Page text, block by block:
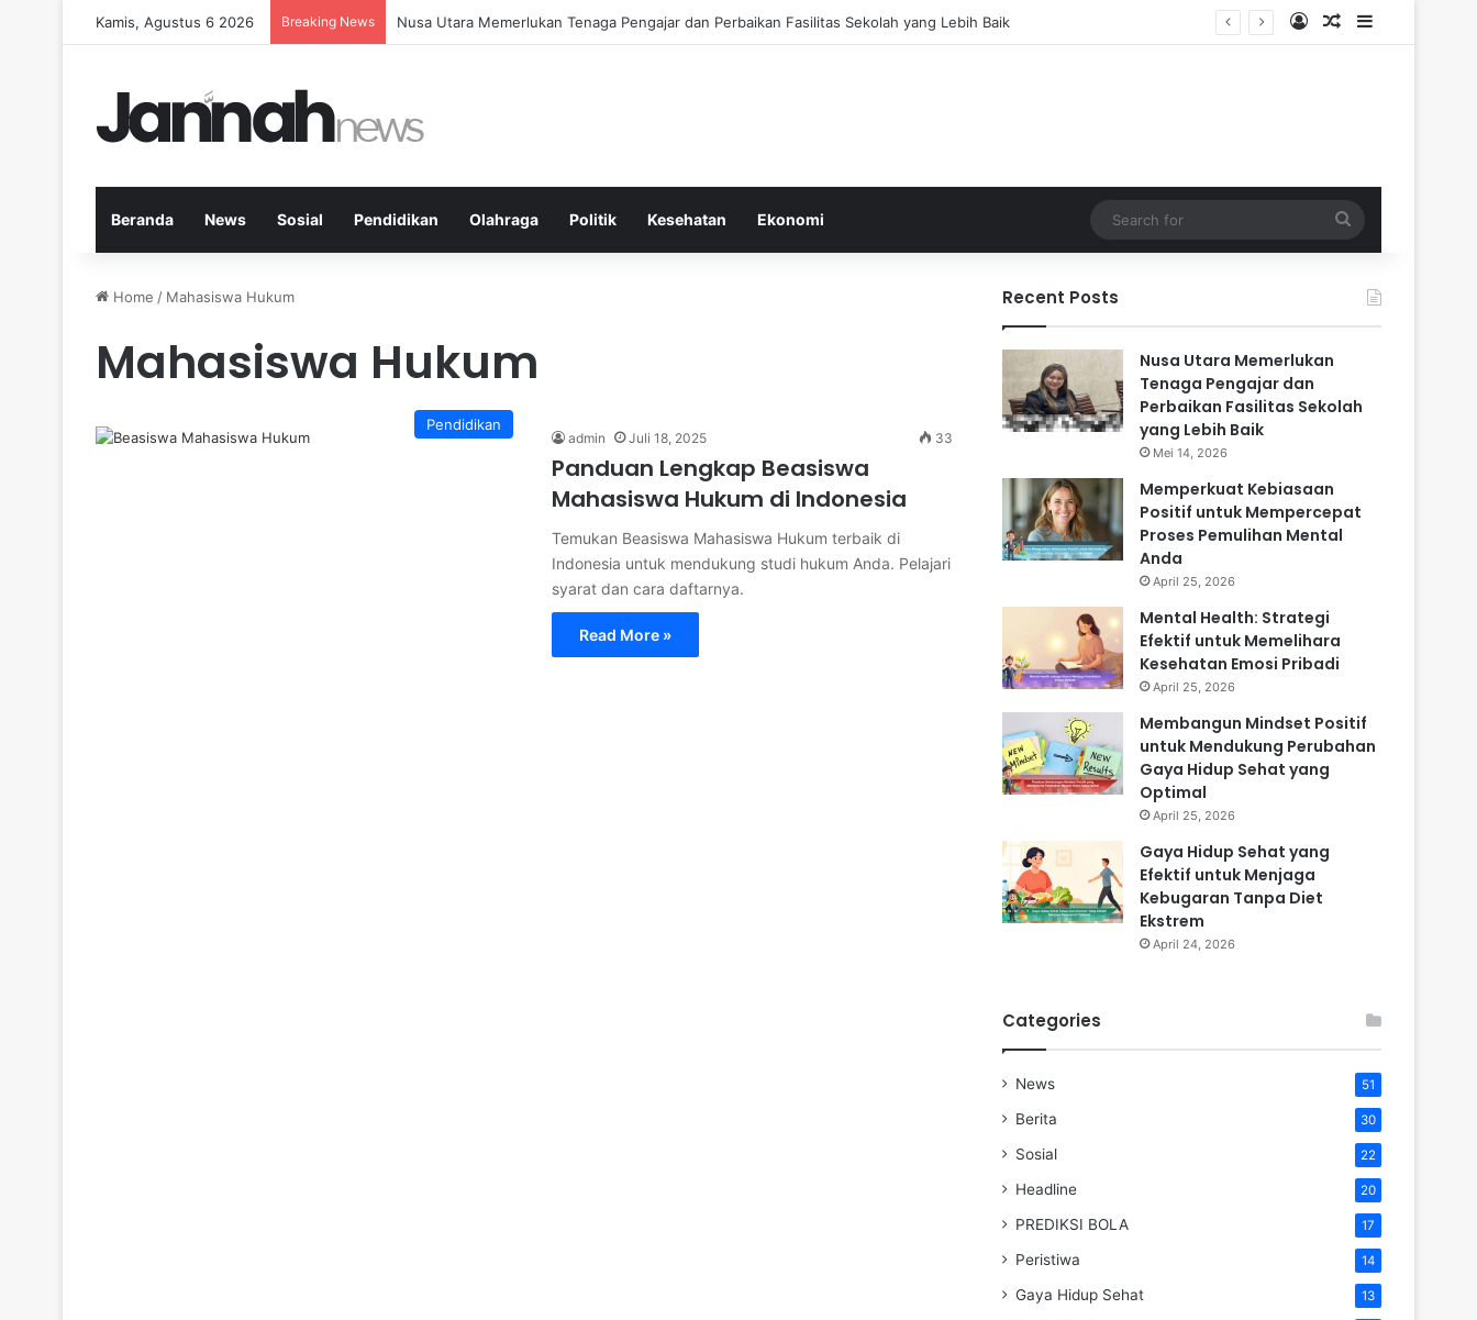
Kamis, Agustus 6 2026 Breaking News Memperkuat Kebiasaan Positif untuk Mempercepat Proses Pemulihan Mental Anda Log InRandom Article
Sidebar
Beranda News Sosial Pendidikan Olahraga Politik Kesehatan Ekonomi
for
Home / Mahasiswa Hukum
Mahasiswa Hukum
Pendidikan
admin Juli 18, 2025 33
Panduan Lengkap Beasiswa
Mahasiswa Hukum di Indonesia
Temukan Beasiswa Mahasiswa Hukum terbaik di
Indonesia untuk mendukung studi hukum Anda. Pelajari
syarat dan cara daftarnya.
Read More »
Recent Posts
Nusa Utara Memerlukan
Tenaga Pengajar dan
Perbaikan Fasilitas Sekolah
yang Lebih Baik
Mei 14, 2026
Memperkuat Kebiasaan
Positif untuk Mempercepat
Proses Pemulihan Mental
Anda
April 25, 2026
Mental Health: Strategi
Efektif untuk Memelihara
Kesehatan Emosi Pribadi
April 25, 2026
Membangun Mindset Positif
untuk Mendukung Perubahan
Gaya Hidup Sehat yang
Optimal
April 25, 2026
Gaya Hidup Sehat yang
Efektif untuk Menjaga
Kebugaran Tanpa Diet
Ekstrem
April 24, 2026
Categories
News 51
Berita 30
Sosial 22
Headline 20
PREDIKSI BOLA 17
Peristiwa 14
Gaya Hidup Sehat 13